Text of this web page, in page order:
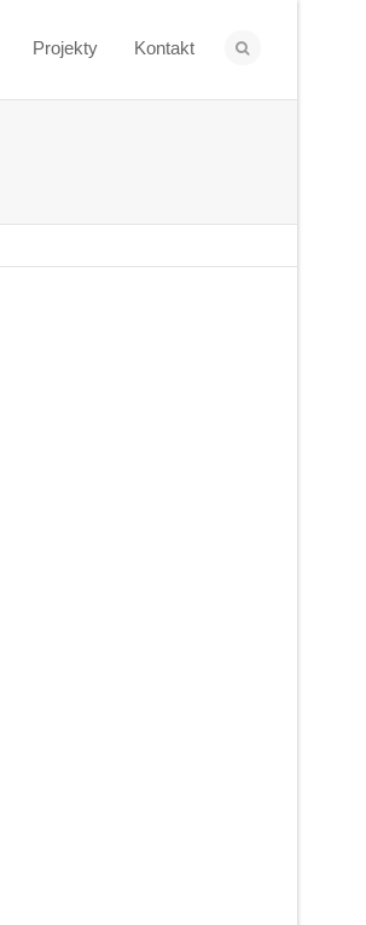
Projekty Kontakt